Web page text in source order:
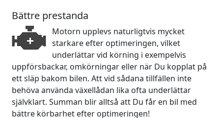
Bättre prestanda
Motorn upplevs naturligtvis mycket
starkare efter optimeringen, vilket
underlättar vid körning i exempelvis
uppförsbackar, omkörningar eller när Du kopplat på
ett släp bakom bilen. Att vid sådana tillfällen inte
behöva använda växellådan lika ofta underlättar
självklart. Summan blir alltså att Du får en bil med
bättre körbarhet efter optimeringen!